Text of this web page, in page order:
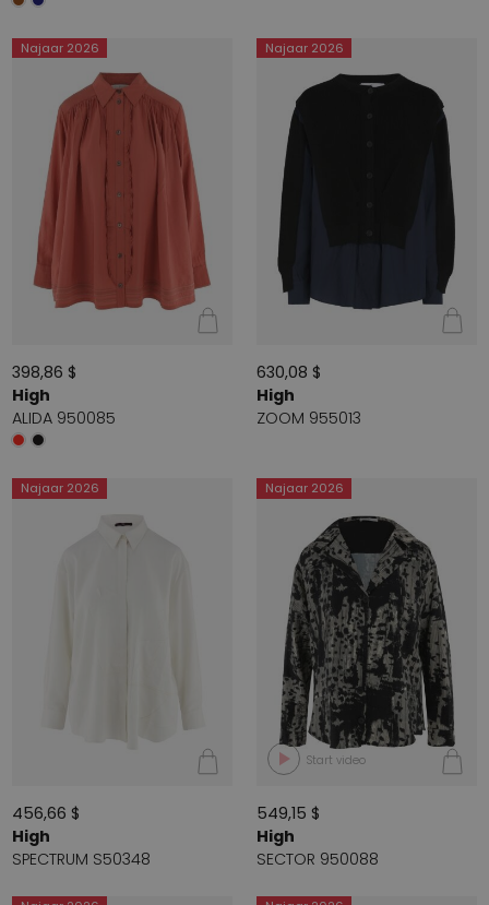
Najaar 2026
398,86 $
High
ALIDA 950085
Najaar 2026
630,08 $
High
ZOOM 955013
Najaar 2026
456,66 $
High
SPECTRUM S50348
Najaar 2026
Start video
549,15 $
High
SECTOR 950088